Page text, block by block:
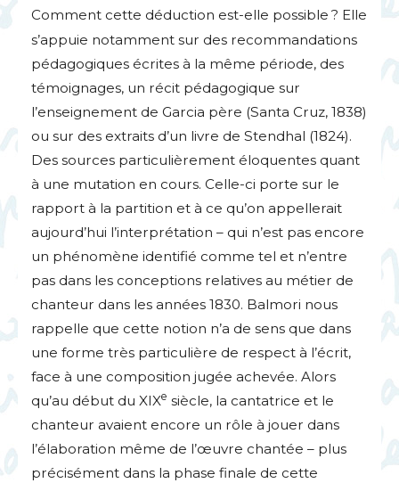
Comment cette déduction est-elle possible ? Elle
s’appuie notamment sur des recommandations
pédagogiques écrites à la même période, des
témoignages, un récit pédagogique sur
l’enseignement de Garcia père (Santa Cruz, 1838)
ou sur des extraits d’un livre de Stendhal (1824).
Des sources particulièrement éloquentes quant
à une mutation en cours. Celle-ci porte sur le
rapport à la partition et à ce qu’on appellerait
aujourd’hui l’interprétation – qui n’est pas encore
un phénomène identifié comme tel et n’entre
pas dans les conceptions relatives au métier de
chanteur dans les années 1830. Balmori nous
rappelle que cette notion n’a de sens que dans
une forme très particulière de respect à l’écrit,
face à une composition jugée achevée. Alors
qu’au début du XIXe siècle, la cantatrice et le
chanteur avaient encore un rôle à jouer dans
l’élaboration même de l’œuvre chantée – plus
précisément dans la phase finale de cette